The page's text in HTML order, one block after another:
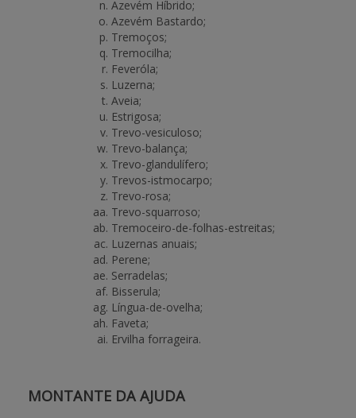
Azevém Híbrido;
Azevém Bastardo;
Tremoços;
Tremocilha;
Feveróla;
Luzerna;
Aveia;
Estrigosa;
Trevo-vesiculoso;
Trevo-balança;
Trevo-glandulífero;
Trevos-istmocarpo;
Trevo-rosa;
Trevo-squarroso;
Tremoceiro-de-folhas-estreitas;
Luzernas anuais;
Perene;
Serradelas;
Bisserula;
Língua-de-ovelha;
Faveta;
Ervilha forrageira.
MONTANTE DA AJUDA